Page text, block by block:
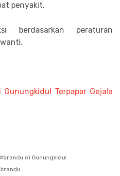
penyakit.
berdasarkan peraturan
Gunungkidul Terpapar Gejala
brandu di Gunungkidul